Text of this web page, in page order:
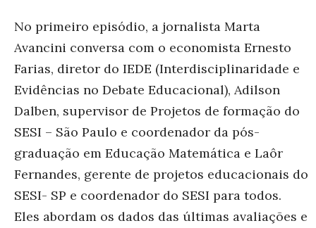
No primeiro episódio, a jornalista Marta
Avancini conversa com o economista Ernesto
Farias, diretor do IEDE (Interdisciplinaridade e
Evidências no Debate Educacional), Adilson
Dalben, supervisor de Projetos de formação do
SESI – São Paulo e coordenador da pós-
graduação em Educação Matemática e Laôr
Fernandes, gerente de projetos educacionais do
SESI- SP e coordenador do SESI para todos.
Eles abordam os dados das últimas avaliações e